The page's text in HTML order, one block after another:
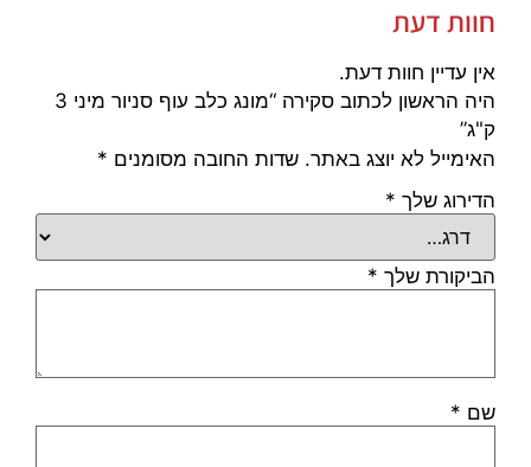
חוות דעת
אין עדיין חוות דעת.
היה הראשון לכתוב סקירה “מונג כלב עוף סניור מיני 3
ק"ג”
האימייל לא יוצג באתר. שדות החובה מסומנים *
הדירוג שלך *
הביקורת שלך *
שם *